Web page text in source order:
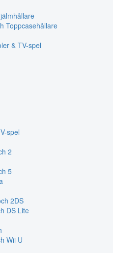
Toppcasehållare
& TV-spel
spel
2
5
2DS
DS Lite
Wii U